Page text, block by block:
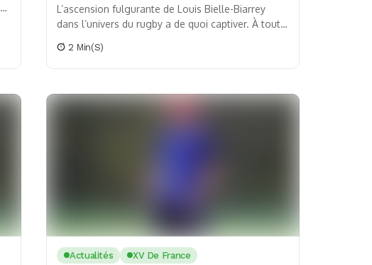
L’ascension fulgurante de Louis Bielle-Biarrey
dans l’univers du rugby a de quoi captiver. À tout
2 Min(s)
Actualités XV De France